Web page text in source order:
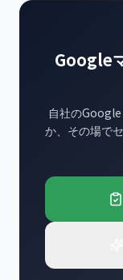
Google
自社の
か、その場で